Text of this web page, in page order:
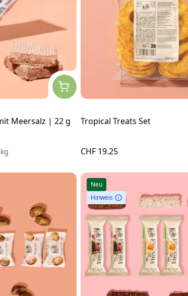
Meersalz | 22 g Tropical Treats Set
CHF 19.25
Neu
Hinweis